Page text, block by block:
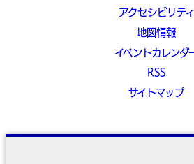
アクセシビリティ
地図情報
イベントカレンダ
RSS
サイトマップ